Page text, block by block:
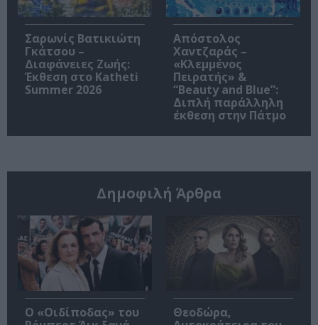
Σαρωνίς Βατικιώτη
Γκάτσου –
Διαφάνειες Ζωής:
Έκθεση στο Katheti
Summer 2026
Απόστολος
Χαντζαράς –
«Κλεμμένος
Πειρατής» &
“Beauty and Blue”:
Διπλή παράλληλη
έκθεση στην Πάτμο
Δημοφιλή Άρθρα
O «Οιδίποδας» του
Θεοδώρα,